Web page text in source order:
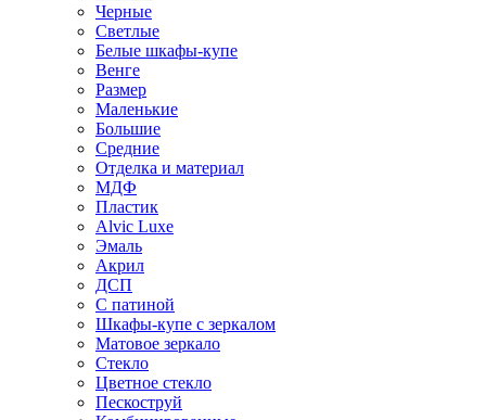
Черные
Светлые
Белые шкафы-купе
Венге
Размер
Маленькие
Большие
Средние
Отделка и материал
МДФ
Пластик
Alvic Luxe
Эмаль
Акрил
ДСП
С патиной
Шкафы-купе с зеркалом
Матовое зеркало
Стекло
Цветное стекло
Пескоструй